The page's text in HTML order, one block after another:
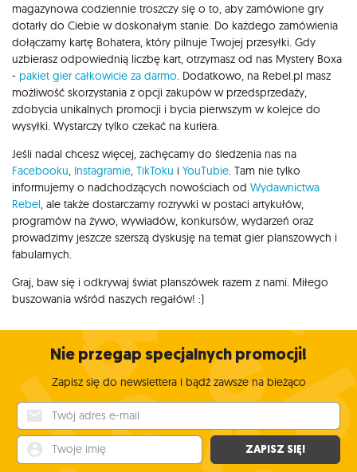
magazynowa codziennie troszczy się o to, aby zamówione gry
dotarły do Ciebie w doskonałym stanie. Do każdego zamówienia
dołączamy kartę Bohatera, który pilnuje Twojej przesyłki. Gdy
uzbierasz odpowiednią liczbę kart, otrzymasz od nas Mystery Boxa
- pakiet gier całkowicie za darmo. Dodatkowo, na Rebel.pl masz
możliwość skorzystania z opcji zakupów w przedsprzedaży,
zdobycia unikalnych promocji i bycia pierwszym w kolejce do
wysyłki. Wystarczy tylko czekać na kuriera.
Jeśli nadal chcesz więcej, zachęcamy do śledzenia nas na
Facebooku, Instagramie, TikToku i YouTubie. Tam nie tylko
informujemy o nadchodzących nowościach od Wydawnictwa
Rebel, ale także dostarczamy rozrywki w postaci artykułów,
programów na żywo, wywiadów, konkursów, wydarzeń oraz
prowadzimy jeszcze szerszą dyskusję na temat gier planszowych i
fabularnych.
Graj, baw się i odkrywaj świat planszówek razem z nami. Miłego
buszowania wśród naszych regałów! :)
Nie przegap specjalnych promocji!
Zapisz się do newslettera i bądź zawsze na bieżąco
ZAPISZ SIĘ!